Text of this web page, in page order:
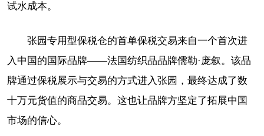
试水成本。
张园专用型保税仓的首单保税交易来自一个首次进
入中国的国际品牌——法国纺织品品牌儒勒·庞叙。该品
牌通过保税展示与交易的方式进入张园，最终达成了数
十万元货值的商品交易。这也让品牌方坚定了拓展中国
市场的信心。